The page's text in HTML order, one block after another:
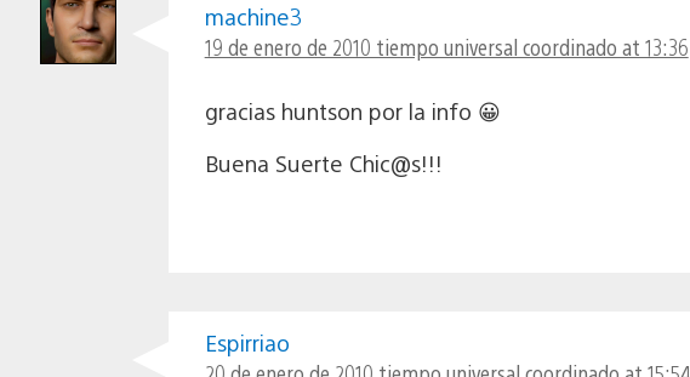
machine3
19 de enero de 2010 tiempo universal coordinado at 13:36
gracias huntson por la info 😀
Buena Suerte Chic@s!!!
Espirriao